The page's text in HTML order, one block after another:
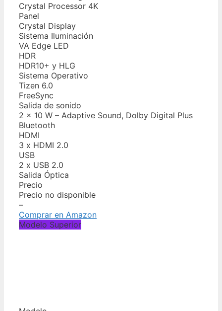
Crystal Processor 4K
Panel
Crystal Display
Sistema Iluminación
VA Edge LED
HDR
HDR10+ y HLG
Sistema Operativo
Tizen 6.0
FreeSync
Salida de sonido
2 x 10 W – Adaptive Sound, Dolby Digital Plus
Bluetooth
HDMI
3 x HDMI 2.0
USB
2 x USB 2.0
Salida Óptica
Precio
Precio no disponible
–
Comprar en Amazon
Modelo Superior